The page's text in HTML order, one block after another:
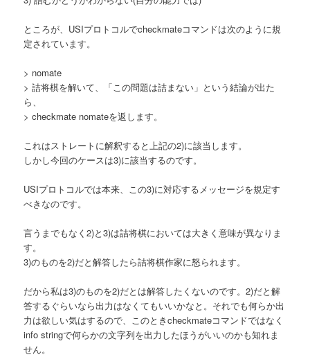
ところが、USIプロトコルでcheckmateコマンドは次のように規
定されています。
> nomate
> 詰将棋を解いて、「この問題は詰まない」という結論が出た
ら、
> checkmate nomateを返します。
これはストレートに解釈すると上記の2)に該当します。
しかし今回のケースは3)に該当するのです。
USIプロトコルでは本来、この3)に対応するメッセージを規定す
べきなのです。
言うまでもなく2)と3)は詰将棋においては大きく意味が異なりま
す。
3)のものを2)だと解答したら詰将棋作家に怒られます。
だから私は3)のものを2)だとは解答したくないのです。2)だと解
答するぐらいなら出力はなくてもいいかなと。それでも何らか出
力は欲しい気はするので、このときcheckmateコマンドではなく
info stringで何らかの文字列を出力したほうがいいのかも知れま
せん。